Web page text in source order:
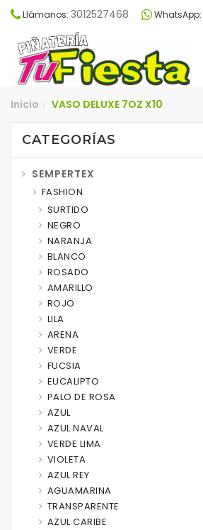
Llámanos: 3012527468 WhatsApp:
Inicio / VASO DELUXE 7OZ X10
CATEGORÍAS
SEMPERTEX
FASHION
SURTIDO
NEGRO
NARANJA
BLANCO
ROSADO
AMARILLO
ROJO
LILA
ARENA
VERDE
FUCSIA
EUCALIPTO
PALO DE ROSA
AZUL
AZUL NAVAL
VERDE LIMA
VIOLETA
AZUL REY
AGUAMARINA
TRANSPARENTE
AZUL CARIBE